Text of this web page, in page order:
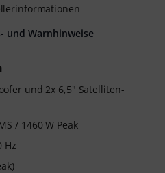
und 2x 6,5" Satelliten-
/ 1460 W Peak
Hz
und Warnhinweise